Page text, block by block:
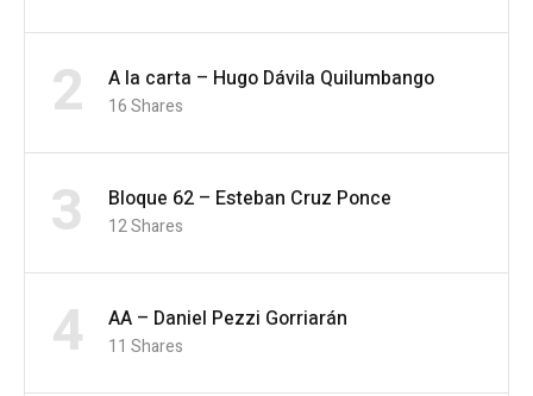
2 A la carta – Hugo Dávila Quilumbango
16Shares
3 Bloque 62 – Esteban Cruz Ponce
12Shares
4 AA – Daniel Pezzi Gorriarán
11 Shares